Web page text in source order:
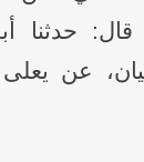
قال: حدثنا
عن